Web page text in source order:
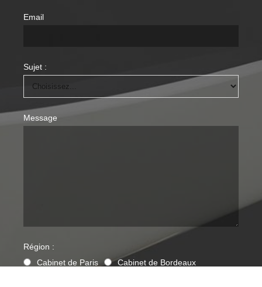
Email
Sujet :
Message
Région :
Cabinet de Paris
Cabinet de Bordeaux